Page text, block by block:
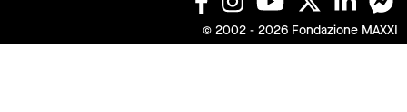
© 2002 - 2026 Fondazione MAXXI